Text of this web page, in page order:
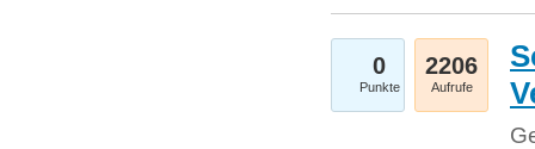
0
Punkte
2206
Aufrufe